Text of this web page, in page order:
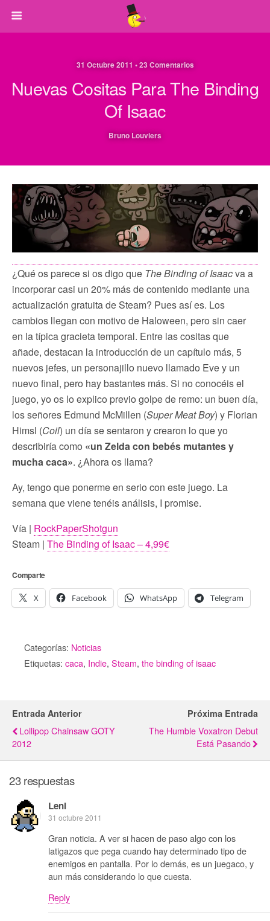
31 Octubre 2011 • 23 Comentarios
Nuevas Cositas Para The Binding
Of Isaac
Bruno Louviers
¿Qué os parece si os digo que The Binding of Isaacva a
incorporar casi un 20% más de contenido mediante una
actualización gratuita de Steam? Pues así es. Los
cambios llegan con motivo de Haloween, pero sin caer
en la típica gracieta temporal. Entre las cositas que
añade, destacan la introducción de un capítulo más, 5
nuevos jefes, un personajillo nuevo llamado Eve y un
nuevo final, pero hay bastantes más. Si no conocéis el
juego, yo os lo explico previo golpe de remo: un buen día,
los señores Edmund McMillen (Super Meat Boy) y Florian
Himsl (Coil) un día se sentaron y crearon lo que yo
describiría como «un Zelda con bebés mutantes y
mucha caca». ¿Ahora os llama?
Ay, tengo que ponerme en serio con este juego. La
semana que viene tenéis análisis, I promise.
Vía | RockPaperShotgun
Steam | The Binding of Isaac – 4,99€
Comparte
X Facebook WhatsApp Telegram
Categorías: Noticias
Etiquetas: caca, Indie, Steam, the binding of isaac
Entrada Anterior
Lollipop Chainsaw GOTY
2012
Próxima Entrada
The Humble Voxatron Debut
Está Pasando
23 respuestas
Leni
31 octubre 2011
Gran noticia. A ver si hacen de paso algo con los
latigazos que pega cuando hay determinado tipo de
enemigos en pantalla. Por lo demás, es un juegaco, y
aun más considerando lo que cuesta.
Reply